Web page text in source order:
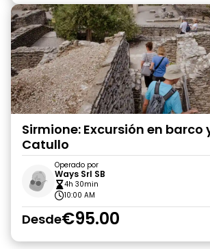
Sirmione: Excursión en barco
Catullo
Operado por
Ways Srl SB
4h 30min
10:00 AM
Desde€95.00